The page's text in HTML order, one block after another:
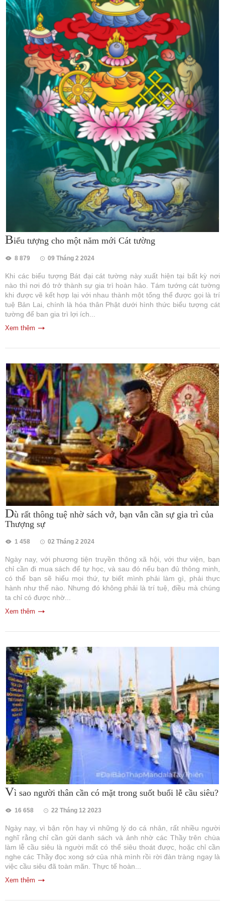
Biểu tượng cho một năm mới Cát tường
8 879 09 Tháng 2 2024
Khi các biểu tượng Bát đại cát tường này xuất hiện tại bất kỳ nơi
nào thì nơi đó trở thành sự gia trì hoàn hảo. Tám tướng cát tường
khi được vẽ kết hợp lại với nhau thành một tổng thể được gọi là trí
tuệ Bản Lai, chính là hóa thân Phật dưới hình thức biểu tượng cát
tường để ban gia trì lợi ích...
Xem thêm
Dù rất thông tuệ nhờ sách vở, bạn vẫn cần sự gia trì của
Thượng sự
1 458 02 Tháng 2 2024
Ngày nay, với phương tiện truyền thông xã hội, với thư viện, bạn
chỉ cần đi mua sách để tự học, và sau đó nếu bạn đủ thông minh,
có thể bạn sẽ hiểu mọi thứ, tự biết mình phải làm gì, phải thực
hành như thế nào. Nhưng đó không phải là trí tuệ, điều mà chúng
ta chỉ có được nhờ...
Xem thêm
Vì sao người thân cần có mặt trong suốt buổi lễ cầu siêu?
16 658 22 Tháng 12 2023
Ngày nay, vì bận rộn hay vì những lý do cá nhân, rất nhiều người
nghĩ rằng chỉ cần gửi danh sách và ảnh nhờ các Thầy trên chùa
làm lễ cầu siêu là người mất có thể siêu thoát được, hoặc chỉ cần
nghe các Thầy đọc xong sớ của nhà mình rồi rời đàn tràng ngay là
việc cầu siêu đã toàn mãn. Thực tế hoàn...
Xem thêm